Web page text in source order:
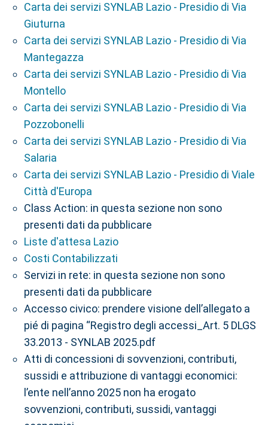
Carta dei servizi SYNLAB Lazio - Presidio di Via
Giuturna
Carta dei servizi SYNLAB Lazio - Presidio di Via
Mantegazza
Carta dei servizi SYNLAB Lazio - Presidio di Via
Montello
Carta dei servizi SYNLAB Lazio - Presidio di Via
Pozzobonelli
Carta dei servizi SYNLAB Lazio - Presidio di Via
Salaria
Carta dei servizi SYNLAB Lazio - Presidio di Viale
Città d'Europa
Class Action: in questa sezione non sono
presenti dati da pubblicare
Liste d'attesa Lazio
Costi Contabilizzati
Servizi in rete: in questa sezione non sono
presenti dati da pubblicare
Accesso civico: prendere visione dell’allegato a
pié di pagina “Registro degli accessi_Art. 5 DLGS
33.2013 - SYNLAB 2025.pdf
Atti di concessioni di sovvenzioni, contributi,
sussidi e attribuzione di vantaggi economici:
l’ente nell’anno 2025 non ha erogato
sovvenzioni, contributi, sussidi, vantaggi